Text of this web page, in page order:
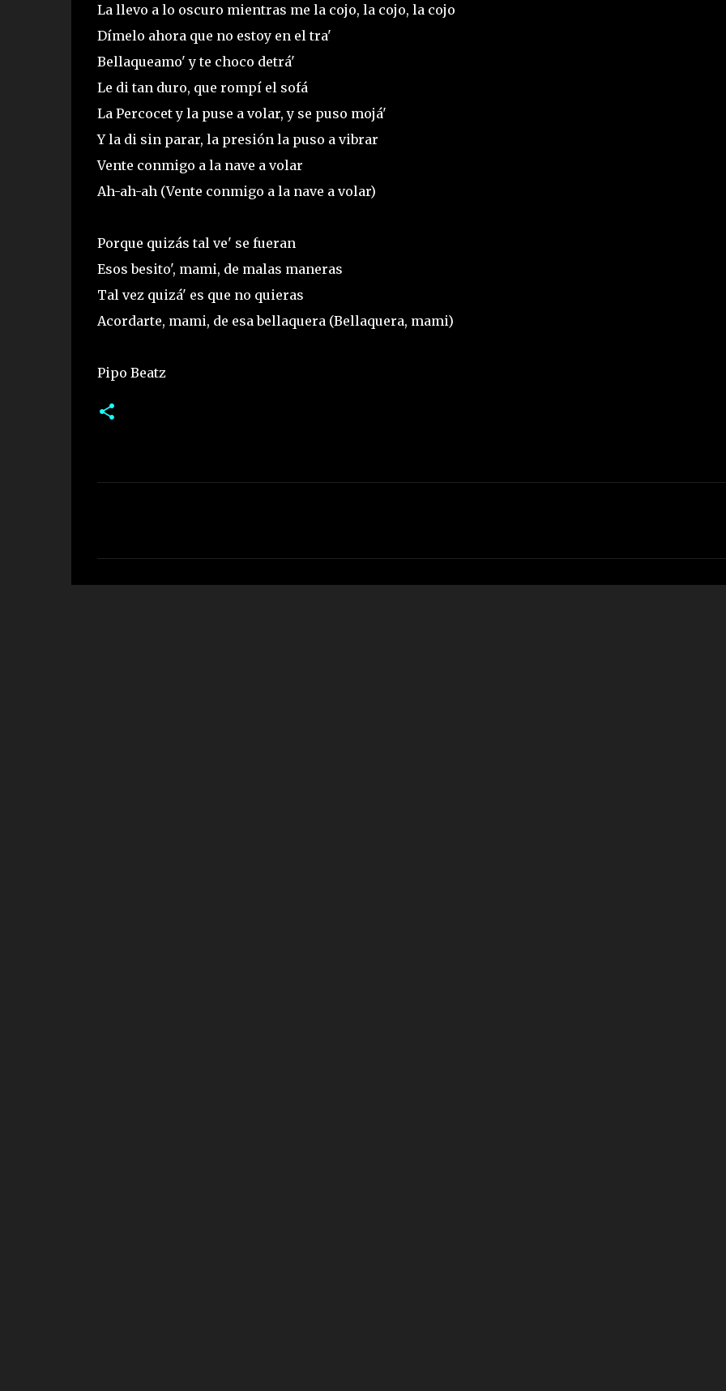
La llevo a lo oscuro mientras me la cojo, la cojo, la cojo
Dímelo ahora que no estoy en el tra'
Bellaqueamo' y te choco detrá'
Le di tan duro, que rompí el sofá
La Percocet y la puse a volar, y se puso mojá'
Y la di sin parar, la presión la puso a vibrar
Vente conmigo a la nave a volar
Ah-ah-ah (Vente conmigo a la nave a volar)
Porque quizás tal ve' se fueran
Esos besito', mami, de malas maneras
Tal vez quizá' es que no quieras
Acordarte, mami, de esa bellaquera (Bellaquera, mami)
Pipo Beatz